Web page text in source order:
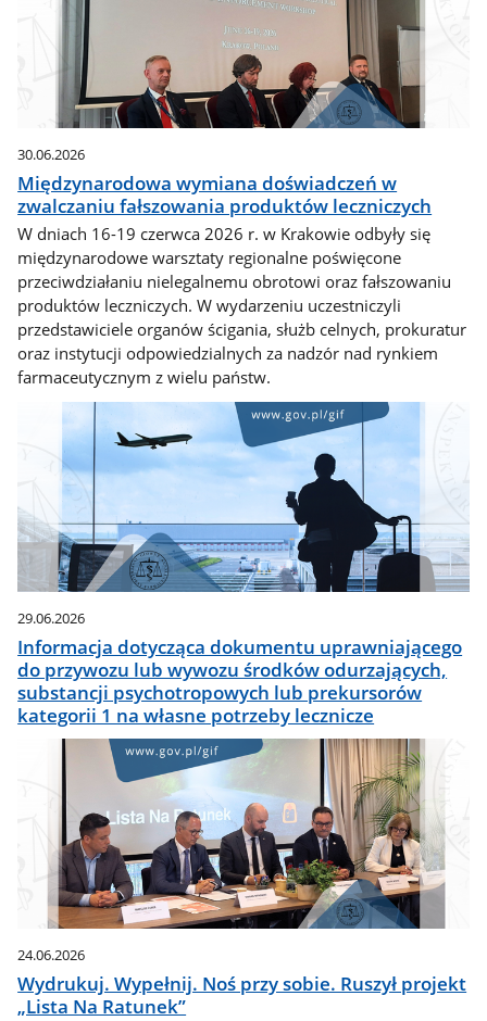
30.06.2026
Międzynarodowa wymiana doświadczeń w
zwalczaniu fałszowania produktów leczniczych
W dniach 16-19 czerwca 2026 r. w Krakowie odbyły się
międzynarodowe warsztaty regionalne poświęcone
przeciwdziałaniu nielegalnemu obrotowi oraz fałszowaniu
produktów leczniczych. W wydarzeniu uczestniczyli
przedstawiciele organów ścigania, służb celnych, prokuratur
oraz instytucji odpowiedzialnych za nadzór nad rynkiem
farmaceutycznym z wielu państw.
29.06.2026
Informacja dotycząca dokumentu uprawniającego
do przywozu lub wywozu środków odurzających,
substancji psychotropowych lub prekursorów
kategorii 1 na własne potrzeby lecznicze
24.06.2026
Wydrukuj. Wypełnij. Noś przy sobie. Ruszył projekt
„Lista Na Ratunek”